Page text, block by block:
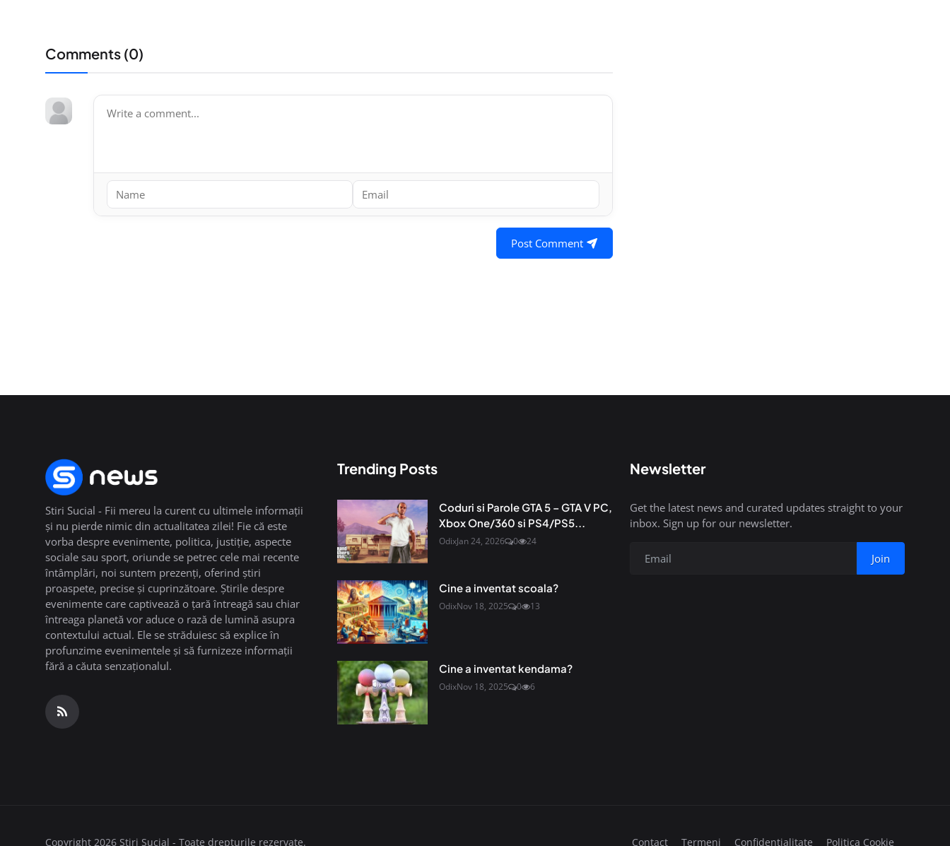
Comments (0)
Post Comment
Stiri Sucial - Fii mereu la curent cu ultimele informații
și nu pierde nimic din actualitatea zilei! Fie că este
vorba despre evenimente, politica, justiție, aspecte
sociale sau sport, oriunde se petrec cele mai recente
întâmplări, noi suntem prezenți, oferind știri
proaspete, precise și cuprinzătoare. Știrile despre
evenimente care captivează o țară întreagă sau chiar
întreaga planetă vor aduce o rază de lumină asupra
contextului actual. Ele se străduiesc să explice în
profunzime evenimentele și să furnizeze informații
fără a căuta senzaționalul.
Trending Posts
Coduri si Parole GTA 5 – GTA V PC,
Xbox One/360 si PS4/PS5...
OdixJan 24, 2026 0 24
Cine a inventat scoala?
OdixNov 18, 2025 0 13
Cine a inventat kendama?
OdixNov 18, 2025 0 6
Newsletter
Get the latest news and curated updates straight to your
inbox. Sign up for our newsletter.
Join
Copyright 2026 Stiri Sucial - Toate drepturile rezervate. Contact Termeni Confidențialitate Politica Cookie